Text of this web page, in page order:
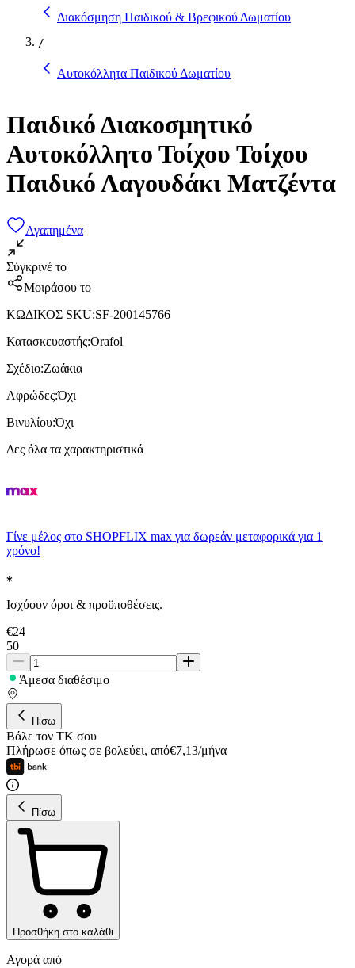
Διακόσμηση Παιδικού & Βρεφικού Δωματίου
/
Αυτοκόλλητα Παιδικού Δωματίου
Παιδικό Διακοσμητικό
Αυτοκόλλητο Τοίχου Τοίχου
Παιδικό Λαγουδάκι Ματζέντα
Αγαπημένα
Σύγκρινέ το
Μοιράσου το
ΚΩΔΙΚΟΣ SKU:SF-200145766
Κατασκευαστής:Orafol
Σχέδιο:Ζωάκια
Αφρώδες:Όχι
Βινυλίου:Όχι
Δες όλα τα χαρακτηριστικά
Γίνε μέλος στο SHOPFLIX max για δωρεάν μεταφορικά για 1
χρόνο!
Ισχύουν όροι & προϋποθέσεις.
€24
50
Άμεσα διαθέσιμο
Πίσω
Βάλε τον ΤΚ σου
Πλήρωσε όπως σε βολεύει, από€7,13/μήνα
Πίσω
Προσθήκη στο καλάθι
Αγορά από